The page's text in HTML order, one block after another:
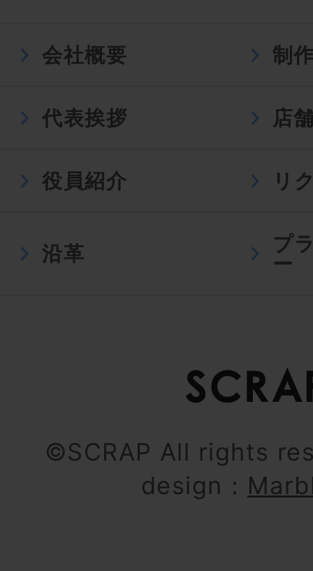
会社概要 制
代表挨拶 店
役員紹介 リ
沿革
プ
ー
©SCRAP All rights
design：